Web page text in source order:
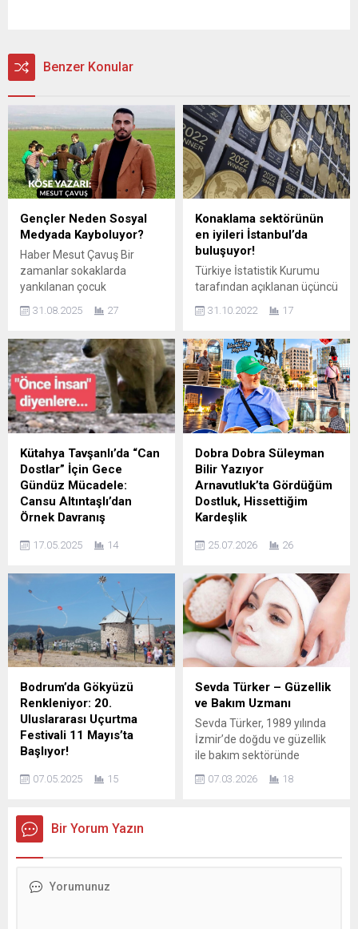
Benzer Konular
Gençler Neden Sosyal
Medyada Kayboluyor?
Haber Mesut Çavuş Bir
zamanlar sokaklarda
yankılanan çocuk
eller, düşe kalka büyüyen
gizlice koparılan meyveler…
Şimdi ise aynı kahkahalar
sessizliğe büründü.
Çocuklarımız, gençlerimiz
dört duvar arasında,
avuçlarının içine sığan
küçücük bir ekranın içine
hapsoldu. Sosyal medya,
onlara önce eğlence gibi
geldi. Bir oyun, bir...
31.08.2025 27
Konaklama sektörünün
en iyileri İstanbul’da
buluşuyor!
Türkiye İstatistik Kurumu
tarafından açıklanan üçüncü
istatistiklerinde, turizm
aynı dönemine göre %27,1,
ziyaretçi sayısının ise %54
arttığı görüldü. Bu artışın
öncüsü olan İstanbul,
“Lüksün Oscar’ı” olarak
adlandırılan ödül törenine ev
sahipliği yaparak turizm ve
konaklama endüstrisindeki
yerini sağlamlaştıracak.
Türkiye’de turizm
endüstrisinin gidişatına
ilişkin kapsamlı içgörüler...
31.10.2022 17
Kütahya Tavşanlı’da “Can
Dostlar” İçin Gece
Gündüz Mücadele:
Cansu Altıntaşlı’dan
Örnek Davranış
ilçesinde yaşayan
Altıntaşlı, kırsal bölgelerde
sahipsiz sokak hayvanlarının
yaşam mücadelesine
gönülden destek veriyor.
Gece gündüz demeden can
dostlarımız için mama
temin eden, hasta olanları
tedavi ettiren ve elinden
geldiğince kısırlaştırmalarını
sağlayan Altıntaşlı,
bölgedeki sahipsiz
hayvanların sessiz
kahramanı haline geldi.
17.05.2025 14
Dobra Dobra Süleyman
Bilir Yazıyor
Arnavutluk’ta Gördüğüm
Dostluk, Hissettiğim
Kardeşlik
koşan bir gazeteci olarak
gördüm. Ancak bazı
yolculuklar vardır ki yalnızca
yeni yerler göstermez,
insana yeni düşünceler de
kazandırır. İşte Arnavutluk
gezim de benim için böyle
bir yolculuk oldu.
Meslektaşlarımla birlikte
Tiran’da kiraladığımız iki artı
bir dairede on gün geçirdik.
Bir...
25.07.2026 26
Bodrum’da Gökyüzü
Renkleniyor: 20.
Uluslararası Uçurtma
Festivali 11 Mayıs’ta
Başlıyor!
daha rengarenk
“İçinizdeki Çocuğun
Özgürlük Zamanı Geldi!”
Festivali, 11 Mayıs 2025
07.05.2025 15
Sevda Türker – Güzellik
ve Bakım Uzmanı
Sevda Türker, 1989 yılında
İzmir’de doğdu ve güzellik
ile bakım sektöründe
sahip bir uzman olarak
07.03.2026 18
Bir Yorum Yazın